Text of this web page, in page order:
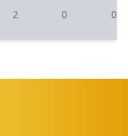
2 0 0